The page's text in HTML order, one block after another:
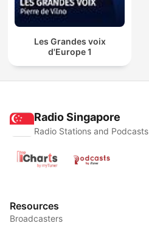
Les Grandes voix
d'Europe 1
Radio Singapore
Radio Stations and Podcasts
Resources
Broadcasters